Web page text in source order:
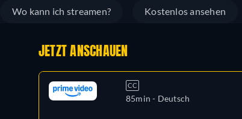
Wo kann ich streamen? Kostenlos ansehen
JETZT ANSCHAUEN
CC
85min - Deutsch